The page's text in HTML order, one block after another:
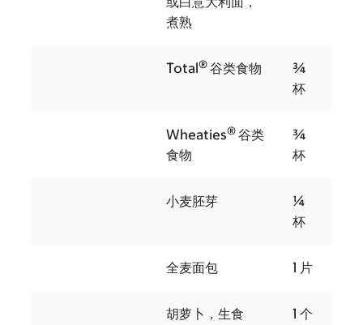
煮熟
Total® 谷类食物
¾
杯
Wheaties® 谷类
食物
¾
杯
小麦胚芽
¼
杯
全麦面包 1 片
胡萝卜，生食
1 个